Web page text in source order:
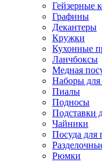
Гейзерные
Графины
Декантеры
Кружки
Кухонные
Ланчбоксы
Медная
Наборы для
Пиалы
Подносы
Подставки
Чайники
Посуда для
Рюмки